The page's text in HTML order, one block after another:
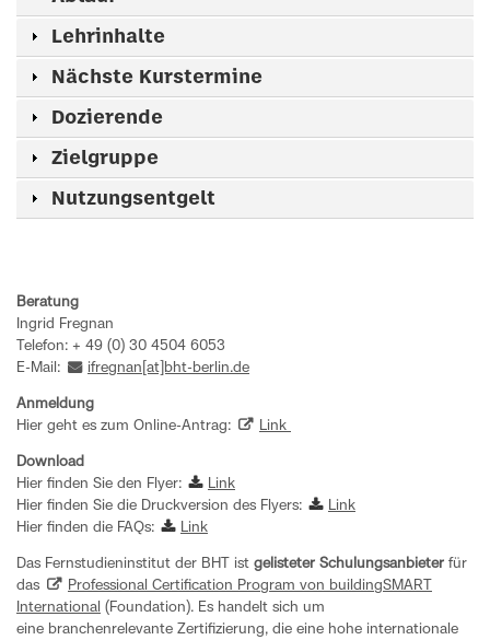
Lehrinhalte
Nächste Kurstermine
Dozierende
Zielgruppe
Nutzungsentgelt
Beratung
Ingrid Fregnan
Telefon: + 49 (0) 30 4504 6053
E-Mail:
ifregnan[at]bht-berlin.de
Anmeldung
Hier geht es zum Online-Antrag:
Link
Download
Hier finden Sie den Flyer:
Link
Hier finden Sie die Druckversion des Flyers:
Link
Hier finden die FAQs:
Link
Das Fernstudieninstitut der BHT ist gelisteter Schulungsanbieter für
das
Professional Certification Program von buildingSMART
International (Foundation). Es handelt sich um
eine branchenrelevante Zertifizierung, die eine hohe internationale